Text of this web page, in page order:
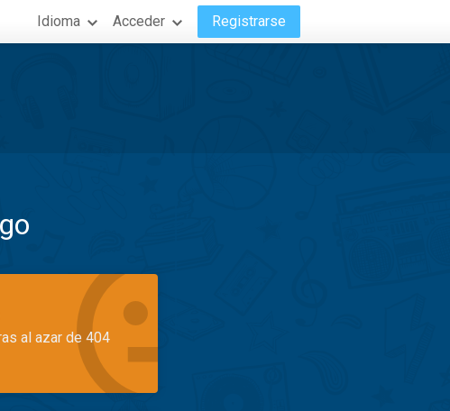
Idioma Acceder Registrarse
al azar de 404